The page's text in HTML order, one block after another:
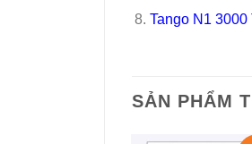
Tango N1
SẢN PHẨM